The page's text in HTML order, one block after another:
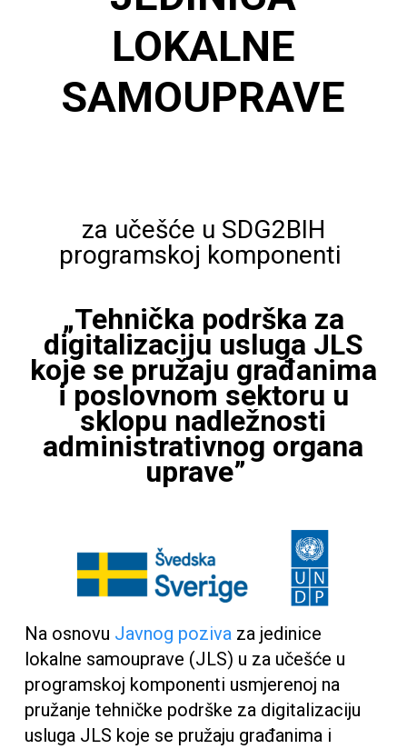
LOKALNE
SAMOUPRAVE
za učešće u SDG2BIH
programskoj komponenti
„Tehnička podrška za
digitalizaciju usluga JLS
koje se pružaju građanima
i poslovnom sektoru u
sklopu nadležnosti
administrativnog organa
uprave”
Na osnovu Javnog pozivaza jedinice
lokalne samouprave (JLS) u za učešće u
programskoj komponenti usmjerenoj na
pružanje tehničke podrške za digitalizaciju
usluga JLS koje se pružaju građanima i